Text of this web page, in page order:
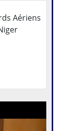
Aériens